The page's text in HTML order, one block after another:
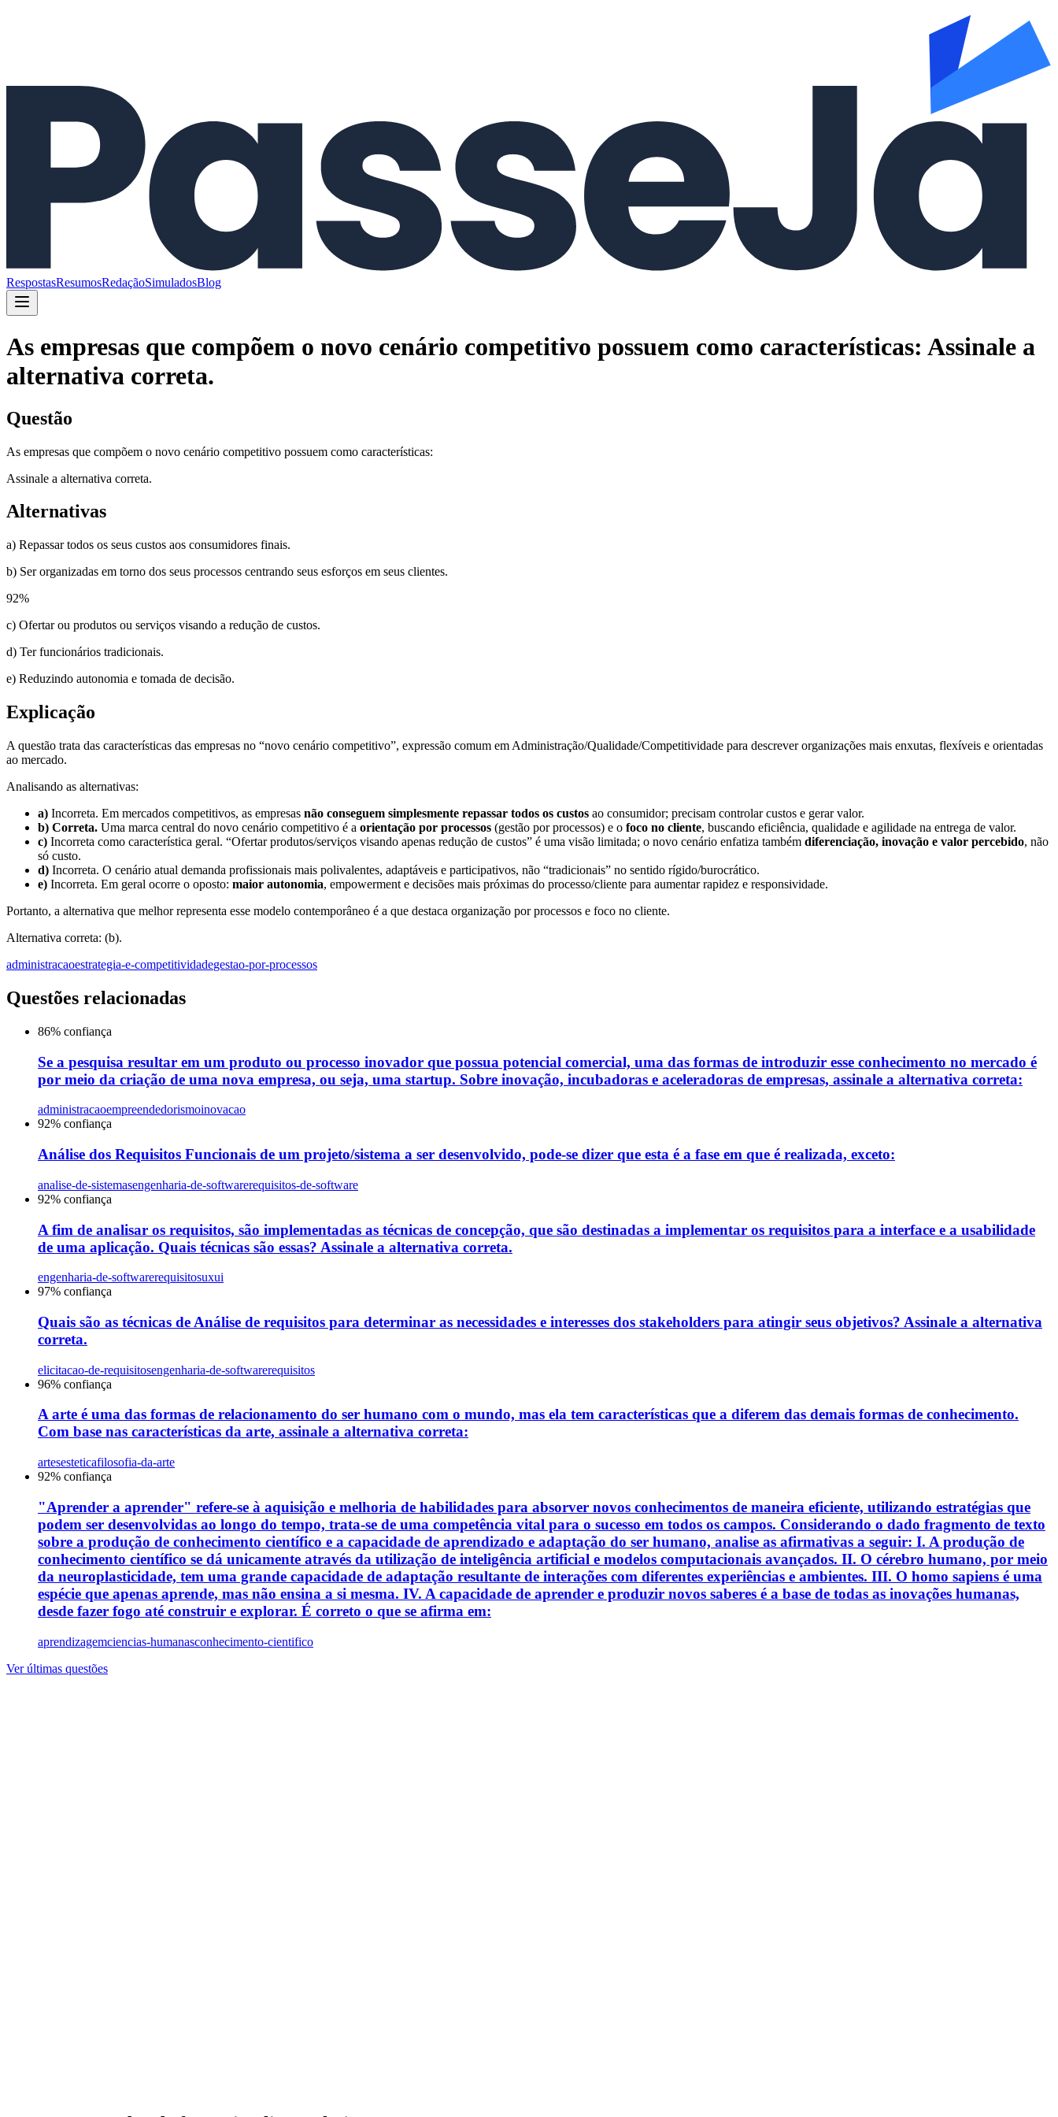
RespostasResumosRedaçãoSimuladosBlog
As empresas que compõem o novo cenário competitivo possuem como características: Assinale a
alternativa correta.
Questão
As empresas que compõem o novo cenário competitivo possuem como características:
Assinale a alternativa correta.
Alternativas
a) Repassar todos os seus custos aos consumidores finais.
b) Ser organizadas em torno dos seus processos centrando seus esforços em seus clientes.
92%
c) Ofertar ou produtos ou serviços visando a redução de custos.
d) Ter funcionários tradicionais.
e) Reduzindo autonomia e tomada de decisão.
Explicação
A questão trata das características das empresas no “novo cenário competitivo”, expressão comum em Administração/Qualidade/Competitividade para descrever organizações mais enxutas, flexíveis e orientadas
ao mercado.
Analisando as alternativas:
a) Incorreta. Em mercados competitivos, as empresas não conseguem simplesmente repassar todos os custos ao consumidor; precisam controlar custos e gerar valor.
b) Correta. Uma marca central do novo cenário competitivo é a orientação por processos (gestão por processos) e o foco no cliente, buscando eficiência, qualidade e agilidade na entrega de valor.
c) Incorreta como característica geral. “Ofertar produtos/serviços visando apenas redução de custos” é uma visão limitada; o novo cenário enfatiza também diferenciação, inovação e valor percebido, não
só custo.
d) Incorreta. O cenário atual demanda profissionais mais polivalentes, adaptáveis e participativos, não “tradicionais” no sentido rígido/burocrático.
e) Incorreta. Em geral ocorre o oposto: maior autonomia, empowerment e decisões mais próximas do processo/cliente para aumentar rapidez e responsividade.
Portanto, a alternativa que melhor representa esse modelo contemporâneo é a que destaca organização por processos e foco no cliente.
Alternativa correta: (b).
administracaoestrategia-e-competitividadegestao-por-processos
Questões relacionadas
86% confiança
Se a pesquisa resultar em um produto ou processo inovador que possua potencial comercial, uma das formas de introduzir esse conhecimento no mercado é
por meio da criação de uma nova empresa, ou seja, uma startup. Sobre inovação, incubadoras e aceleradoras de empresas, assinale a alternativa correta:
administracaoempreendedorismoinovacao
92% confiança
Análise dos Requisitos Funcionais de um projeto/sistema a ser desenvolvido, pode-se dizer que esta é a fase em que é realizada, exceto:
analise-de-sistemasengenharia-de-softwarerequisitos-de-software
92% confiança
A fim de analisar os requisitos, são implementadas as técnicas de concepção, que são destinadas a implementar os requisitos para a interface e a usabilidade
de uma aplicação. Quais técnicas são essas? Assinale a alternativa correta.
engenharia-de-softwarerequisitosuxui
97% confiança
Quais são as técnicas de Análise de requisitos para determinar as necessidades e interesses dos stakeholders para atingir seus objetivos? Assinale a alternativa
correta.
elicitacao-de-requisitosengenharia-de-softwarerequisitos
96% confiança
A arte é uma das formas de relacionamento do ser humano com o mundo, mas ela tem características que a diferem das demais formas de conhecimento.
Com base nas características da arte, assinale a alternativa correta:
artesesteticafilosofia-da-arte
92% confiança
"Aprender a aprender" refere-se à aquisição e melhoria de habilidades para absorver novos conhecimentos de maneira eficiente, utilizando estratégias que
podem ser desenvolvidas ao longo do tempo, trata-se de uma competência vital para o sucesso em todos os campos. Considerando o dado fragmento de texto
sobre a produção de conhecimento científico e a capacidade de aprendizado e adaptação do ser humano, analise as afirmativas a seguir: I. A produção de
conhecimento científico se dá unicamente através da utilização de inteligência artificial e modelos computacionais avançados. II. O cérebro humano, por meio
da neuroplasticidade, tem uma grande capacidade de adaptação resultante de interações com diferentes experiências e ambientes. III. O homo sapiens é uma
espécie que apenas aprende, mas não ensina a si mesma. IV. A capacidade de aprender e produzir novos saberes é a base de todas as inovações humanas,
desde fazer fogo até construir e explorar. É correto o que se afirma em:
aprendizagemciencias-humanasconhecimento-cientifico
Ver últimas questões